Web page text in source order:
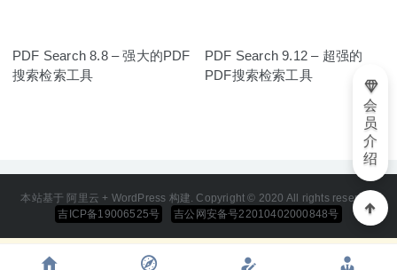
PDF Search 8.8 – 强大的PDF
搜索检索工具
PDF Search 9.12 – 超强的
PDF搜索检索工具
本站基于 阿里云 + WordPress 构建. Copyright © 2020 All rights reserved
吉ICP备19006525号
吉公网安备号22010402000848号
会
员
介
绍